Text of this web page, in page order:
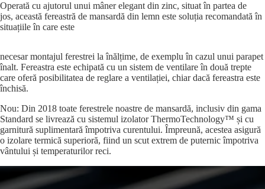
Operată cu ajutorul unui mâner elegant din zinc, situat în partea de
jos, această fereastră de mansardă din lemn este soluția recomandată în
situațiile în care este
necesar montajul ferestrei la înălțime, de exemplu în cazul unui parapet
înalt. Fereastra este echipată cu un sistem de ventilare în două trepte
care oferă posibilitatea de reglare a ventilației, chiar dacă fereastra este
închisă.
Nou: Din 2018 toate ferestrele noastre de mansardă, inclusiv din gama
Standard se livrează cu sistemul izolator ThermoTechnology™ și cu
garnitură suplimentară împotriva curentului. Împreună, acestea asigură
o izolare termică superioră, fiind un scut extrem de puternic împotriva
vântului și temperaturilor reci.